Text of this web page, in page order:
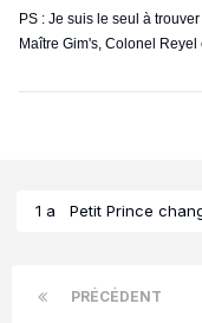
PS : Je suis le seul à
Maître Gim's, Colonel
1 a Petit Prince
PRÉCÉDENT